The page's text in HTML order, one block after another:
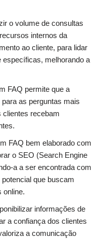
o volume de consultas
internos da
ao cliente, para lidar
melhorando a
FAQ permite que a
as perguntas mais
clientes recebam
FAQ bem elaborado com
o SEO (Search Engine
a a ser encontrada com
que buscam
online.
informações de
a confiança dos clientes
a comunicação